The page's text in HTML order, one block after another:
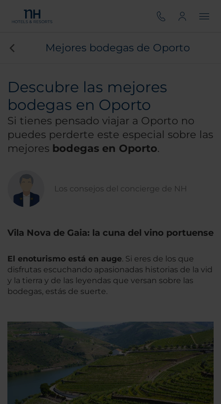
Mejores bodegas de Oporto
Descubre las mejores
bodegas en Oporto
Si tienes pensado viajar a Oporto no
puedes perderte este especial sobre las
mejores bodegas en Oporto.
Los consejos del concierge de NH
Vila Nova de Gaia: la cuna del vino portuense
El enoturismo está en auge. Si eres de los que
disfrutas escuchando apasionadas historias de la vid
y la tierra y de las leyendas que versan sobre las
bodegas, estás de suerte.